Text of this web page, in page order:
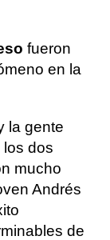
fueron
en la
la gente
dos
mucho
Andrés
de